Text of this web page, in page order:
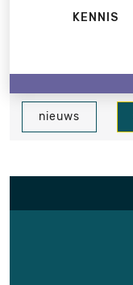
KENNIS
nieuws